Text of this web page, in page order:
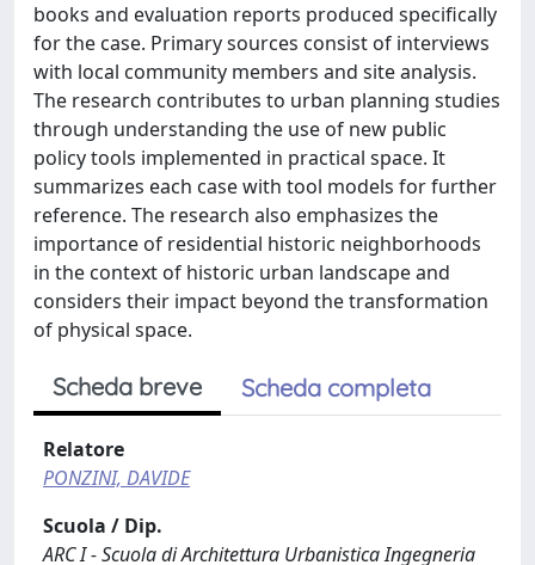
books and evaluation reports produced specifically
for the case. Primary sources consist of interviews
with local community members and site analysis.
The research contributes to urban planning studies
through understanding the use of new public
policy tools implemented in practical space. It
summarizes each case with tool models for further
reference. The research also emphasizes the
importance of residential historic neighborhoods
in the context of historic urban landscape and
considers their impact beyond the transformation
of physical space.
Scheda breve Scheda completa
Relatore
PONZINI, DAVIDE
Scuola / Dip.
ARC I - Scuola di Architettura Urbanistica Ingegneria